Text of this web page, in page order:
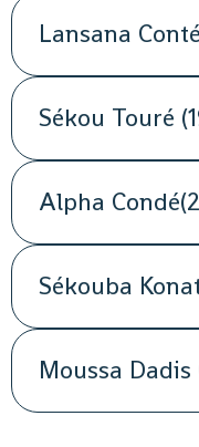
Lansana
Sékou Touré
Alpha
Sékouba
Moussa